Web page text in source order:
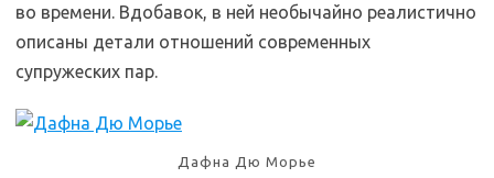
во времени. Вдобавок, в ней необычайно реалистично
описаны детали отношений современных
супружеских пар.
Дафна Дю Морье